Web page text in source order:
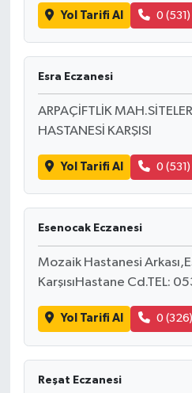
Yol Tarifi Al 0
Esra Eczanesi
ARPAÇİFTLİK
HASTANESİ KARŞISI
Yol Tarifi Al 0 (531)
Esenocak Eczanesi
Mozaik Hastanesi
KarşısıHastane Cd.TEL:
Yol Tarifi Al 0
Reşat Eczanesi